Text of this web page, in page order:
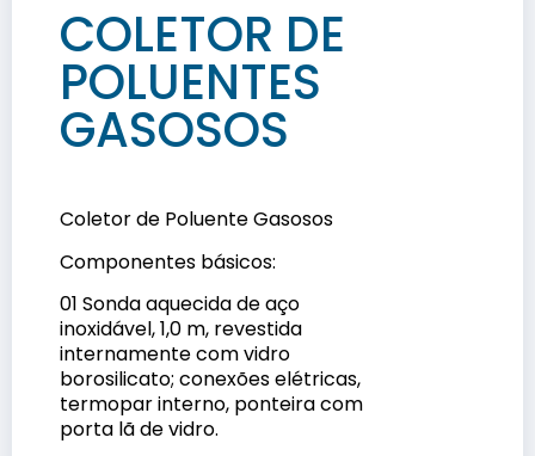
COLETOR DE
POLUENTES
GASOSOS
Coletor de Poluente Gasosos
Componentes básicos:
01 Sonda aquecida de aço
inoxidável, 1,0 m, revestida
internamente com vidro
borosilicato; conexões elétricas,
termopar interno, ponteira com
porta lã de vidro.